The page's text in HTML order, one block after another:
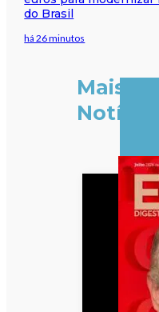
do Brasil
há 26 minutos
Mais
Notícias